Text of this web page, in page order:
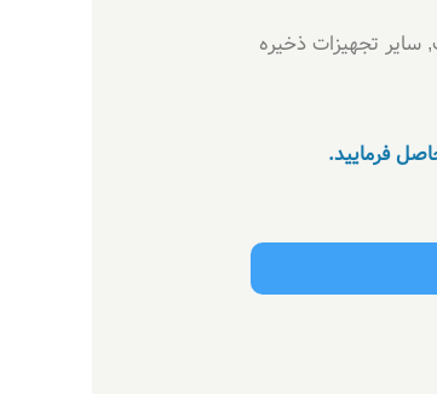
, سایر تجهیزات ذخیره
فرمایید.